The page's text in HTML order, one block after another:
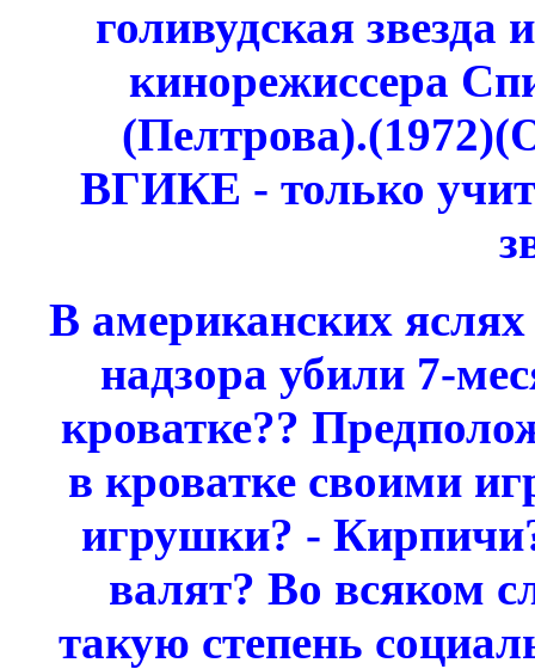
голивудская звезда
кинорежиссера
ВГИКЕ - только
В американских
надзора убили 7-
кроватке??
в кроватке своими
игрушки? -
валят? Во всяком
такую степень